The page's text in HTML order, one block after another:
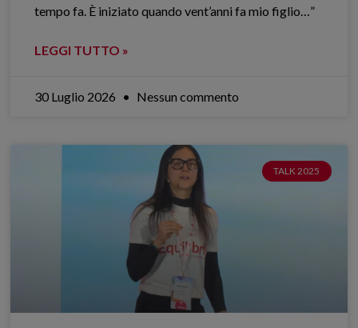
tempo fa. È iniziato quando vent’anni fa mio figlio…”
LEGGI TUTTO »
30 Luglio 2026 Nessun commento
TALK 2025